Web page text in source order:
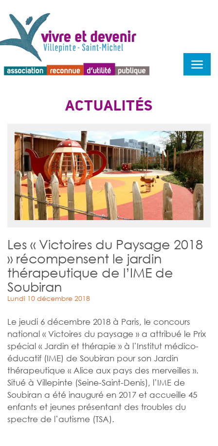
ACTUALITÉS
Les « Victoires du Paysage 2018
» récompensent le jardin
thérapeutique de l’IME de
Soubiran
Lundi 10 décembre 2018
Le jeudi 6 décembre 2018 à Paris, le concours
national « Victoires du paysage » a attribué le Prix
spécial « Jardin et thérapie » à l’Institut médico-
éducatif (IME) de Soubiran pour son Jardin
thérapeutique « Alice aux pays des merveilles ».
Situé à Villepinte (Seine-Saint-Denis), l’IME de
Soubiran a été inauguré en 2017 et accueille 45
enfants et jeunes présentant des troubles du
spectre de l’autisme (TSA).